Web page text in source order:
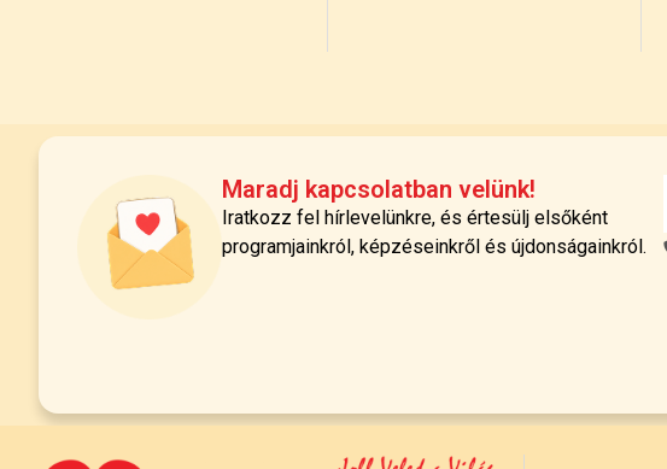
Maradj kapcsolatban velünk!
Iratkozz fel hírlevelünkre, és értesülj elsőként
programjainkról, képzéseinkről és újdonságainkról.